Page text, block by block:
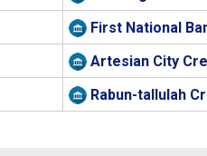
First National
Artesian City
Rabun-tallulah